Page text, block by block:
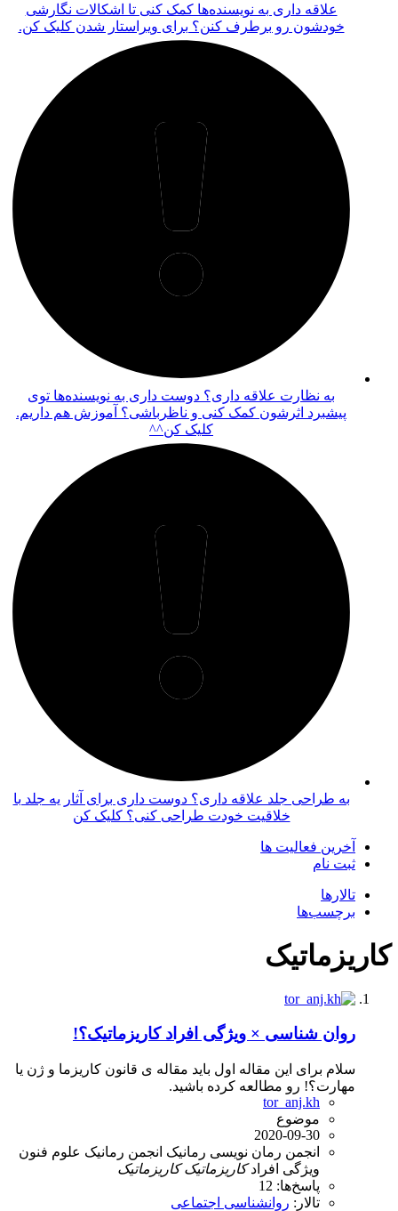
علاقه داری به نویسنده‌ها کمک کنی تا اشکالات نگارشی
خودشون رو برطرف کنن؟ برای ویراستار شدن کلیک کن.
به نظارت علاقه داری؟ دوست داری به نویسنده‌ها توی
پیشبرد اثرشون کمک کنی و ناظرباشی؟ آموزش هم داریم.
کلیک کن^^
به طراحی جلد علاقه داری؟ دوست داری برای آثار یه جلد با
خلاقیت خودت طراحی کنی؟ کلیک کن
آخرین فعالیت ها
ثبت نام
تالارها
برچسب‌ها
کاریزماتیک
روان شناسی × ویژگی افراد کاریزماتیک؟!
سلام برای این مقاله اول باید مقاله ی قانون کاریزما و ژن یا
مهارت؟! رو مطالعه کرده باشید.
tor_anj.kh
موضوع
2020-09-30
انجمن رمان نویسی رمانیک انجمن رمانیک علوم فنون
ویژگی افرادکاریزماتیک کاریزماتیک
پاسخ‌ها: 12
تالار: روانشناسی اجتماعی